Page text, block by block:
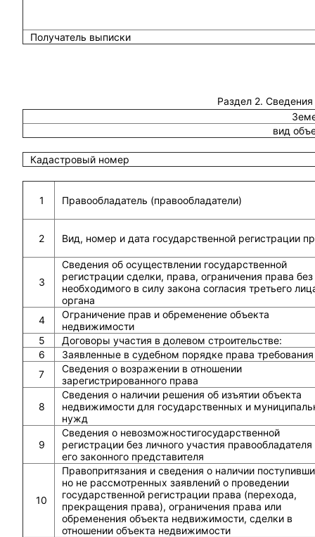
Получатель выписки
Раздел 2.
вид
Кадастровый номер
1 Правообладатель (правообладатели)
2 Вид, номер и дата государственной регистрации
3
Сведения об осуществлении государственной
регистрации сделки, права, ограничения права без
необходимого в силу закона согласия третьего
органа
4
Ограничение прав и обременение объекта
недвижимости
5
Договоры участия в долевом строительстве:
6
Заявленные в судебном порядке права требования
7
Сведения о возражении в отношении
зарегистрированного права
8
Сведения о наличии решения об изъятии объекта
недвижимости для государственных и
нужд
9
Сведения о невозможностигосударственной
регистрации без личного участия правообладателя
его законного представителя
10
Правопритязания и сведения о наличии
но не рассмотренных заявлений о проведении
государственной регистрации права (перехода,
прекращения права), ограничения права или
обременения объекта недвижимости, сделки в
отношении объекта недвижимости